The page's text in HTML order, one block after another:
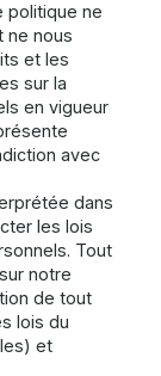
politique ne
ne nous
et les
sur la
en vigueur
avec
dans
les lois
Tout
notre
de tout
lois du
et